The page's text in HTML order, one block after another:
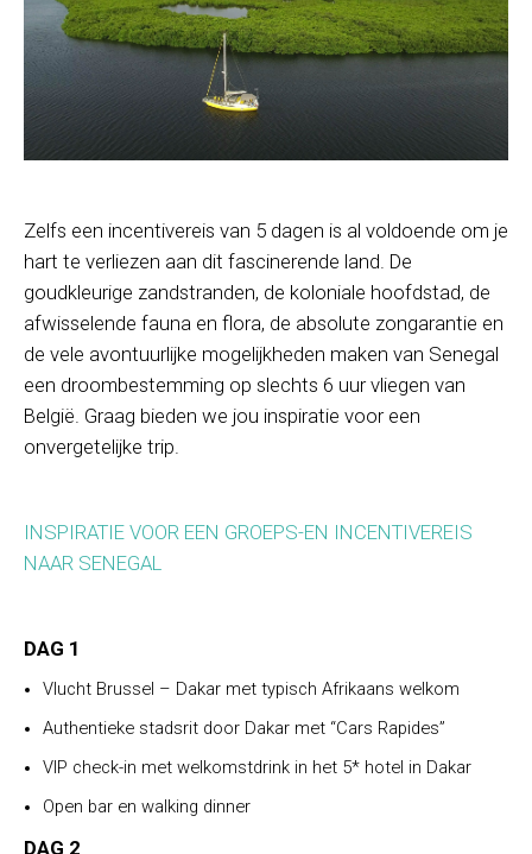
Zelfs een incentivereis van 5 dagen is al voldoende om je
hart te verliezen aan dit fascinerende land. De
goudkleurige zandstranden, de koloniale hoofdstad, de
afwisselende fauna en flora, de absolute zongarantie en
de vele avontuurlijke mogelijkheden maken van Senegal
een droombestemming op slechts 6 uur vliegen van
België. Graag bieden we jou inspiratie voor een
onvergetelijke trip.
INSPIRATIE VOOR EEN GROEPS-EN INCENTIVEREIS
NAAR SENEGAL
DAG 1
Vlucht Brussel – Dakar met typisch Afrikaans welkom
Authentieke stadsrit door Dakar met “Cars Rapides”
VIP check-in met welkomstdrink in het 5* hotel in Dakar
Open bar en walking dinner
DAG 2